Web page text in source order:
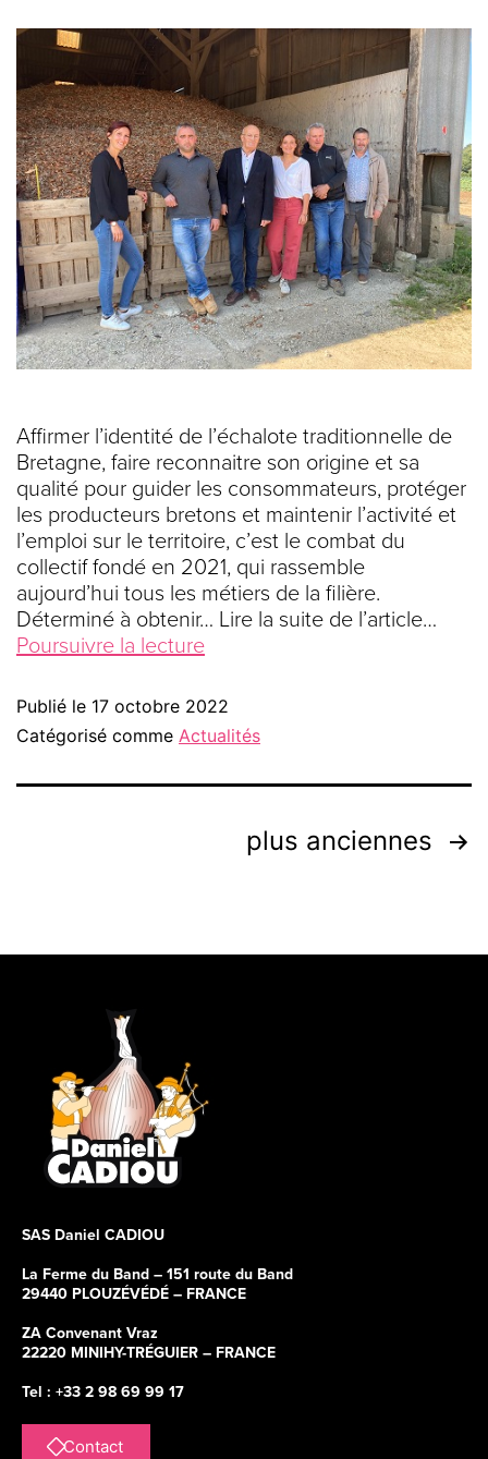
Affirmer l’identité de l’échalote traditionnelle de
Bretagne, faire reconnaitre son origine et sa
qualité pour guider les consommateurs, protéger
les producteurs bretons et maintenir l’activité et
l’emploi sur le territoire, c’est le combat du
collectif fondé en 2021, qui rassemble
aujourd’hui tous les métiers de la filière.
Déterminé à obtenir… Lire la suite de l’article…
Poursuivre la lecture
Publié le 17 octobre 2022
Catégorisé comme Actualités
plus anciennes
SAS Daniel CADIOU
La Ferme du Band – 151 route du Band
29440 PLOUZÉVÉDÉ – FRANCE
ZA Convenant Vraz
22220 MINIHY-TRÉGUIER – FRANCE
Tel : +33 2 98 69 99 17
Contact